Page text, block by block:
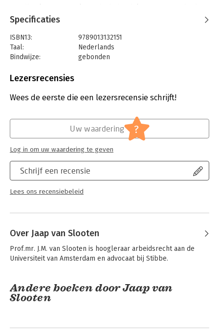
en hoe het nieuwe flex- en ontslagrecht eruit ziet. Het is vooral
geschreven voor de lezer die vertrouwd was met het oude
flex- en ontslagrecht en die op zoek is naar hoe het nieuwe
recht werkt.
Dit boek heeft de volgende karakteristieken:
-Het stelt vragen over 'hoe dat nou moet' onder het nieuwe
recht en probeert antwoord te geven, ook als de wet of de
parlementaire geschiedenis daarover zwijgt.
-Bij het antwoord wordt een beredeneerde keuze gemaakt;
-Er verschijnt tegelijkertijd een online versie van dit boek die
vrij raadpleegbaar is via de website
estibbe.com/nieuwontslagrecht. Deze versie zal regelmatig
worden geactualiseerd.
-In de online versie van dit boek zijn hyperlinks aangebracht
naar de relevante passages in de parlementaire geschiedenis.
-Er is een aantal overzichten opgenomen waarin de wijzigingen
op een bepaald deelgebied in kaart worden gebracht.
Specificaties
ISBN13:
9789013132151
Taal:
Nederlands
Bindwijze:
gebonden
Uitgever:
Verschijningsdatum:
27-6-2015
Ontslagrecht
Lezersrecensies
Wees de eerste die een lezersrecensie schrijft!
Schrijf een recensie
Lees ons recensiebeleid
Uw waardering ?
Log in om uw waardering te geven
Over Jaap van Slooten
Prof.mr. J.M. van Slooten is hoogleraar arbeidsrecht aan de
Universiteit van Amsterdam en advocaat bij Stibbe.
Andere boeken door Jaap van
Slooten